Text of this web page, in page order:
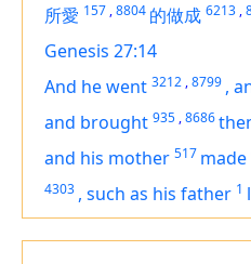
所愛 157 ,8804 的做成 6213 ,
Genesis 27:14
And he went 3212 ,8799 ,
and brought 935 ,8686
and his mother 517 made
4303 , such as his father 1